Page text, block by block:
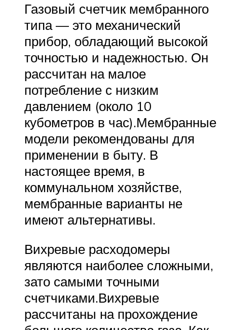
Газовый счетчик мембранного
типа — это механический
прибор, обладающий высокой
точностью и надежностью. Он
рассчитан на малое
потребление с низким
давлением (около 10
кубометров в час).Мембранные
модели рекомендованы для
применении в быту. В
настоящее время, в
коммунальном хозяйстве,
мембранные варианты не
имеют альтернативы.
Вихревые расходомеры
являются наиболее сложными,
зато самыми точными
счетчиками.Вихревые
рассчитаны на прохождение